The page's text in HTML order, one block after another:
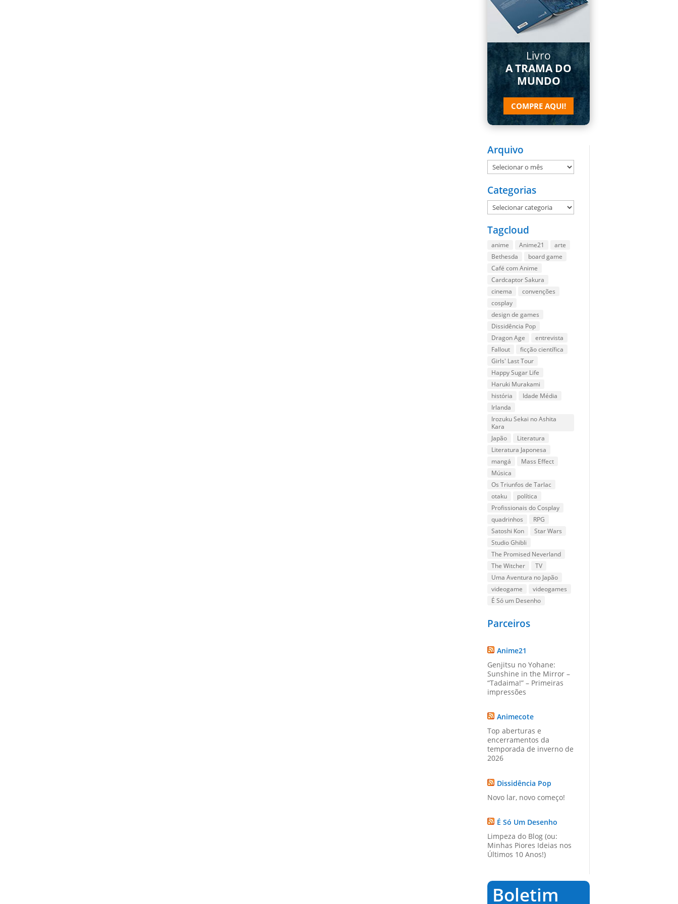
Livro
A TRAMA DO
MUNDO
COMPRE AQUI!
Arquivo
Arquivo
Categorias
Categorias
Tagcloud
anime Anime21
arte
Bethesda
board game
Café com Anime
Cardcaptor Sakura
cinema
convenções
cosplay
design de games
Dissidência Pop
Dragon Age
entrevista
Fallout
ficção científica
Girls' Last Tour
Happy Sugar Life
Haruki Murakami
história
Idade Média
Irlanda
Irozuku Sekai no Ashita
Kara
Japão
Literatura
Literatura Japonesa
mangá
Mass Effect
Música
Os Triunfos de Tarlac
otaku
política
Profissionais do Cosplay
quadrinhos
RPG
Satoshi Kon
Star Wars
Studio Ghibli
The Promised Neverland
The Witcher
TV
Uma Aventura no Japão
videogame
videogames
É Só um Desenho
Parceiros
Anime21
Genjitsu no Yohane:
Sunshine in the Mirror –
“Tadaima!” – Primeiras
impressões
Animecote
Top aberturas e
encerramentos da
temporada de inverno de
2026
Dissidência Pop
Novo lar, novo começo!
É Só Um Desenho
Limpeza do Blog (ou:
Minhas Piores Ideias nos
Últimos 10 Anos!)
Boletim